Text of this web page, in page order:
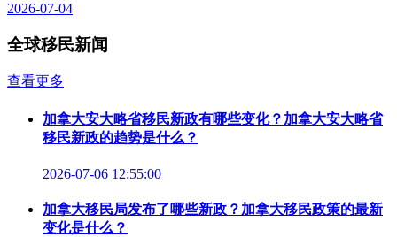
2026-07-04
全球移民新闻
查看更多
加拿大安大略省移民新政有哪些变化？加拿大安大略省
移民新政的趋势是什么？
2026-07-06 12:55:00
加拿大移民局发布了哪些新政？加拿大移民政策的最新
变化是什么？